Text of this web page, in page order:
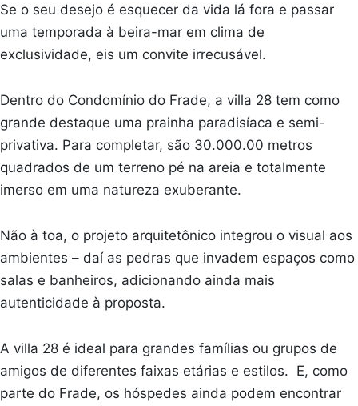
Se o seu desejo é esquecer da vida lá fora e passar
uma temporada à beira-mar em clima de
exclusividade, eis um convite irrecusável.
Dentro do Condomínio do Frade, a villa 28 tem como
grande destaque uma prainha paradisíaca e semi-
privativa. Para completar, são 30.000.00 metros
quadrados de um terreno pé na areia e totalmente
imerso em uma natureza exuberante.
Não à toa, o projeto arquitetônico integrou o visual aos
ambientes – daí as pedras que invadem espaços como
salas e banheiros, adicionando ainda mais
autenticidade à proposta.
A villa 28 é ideal para grandes famílias ou grupos de
amigos de diferentes faixas etárias e estilos. E, como
parte do Frade, os hóspedes ainda podem encontrar